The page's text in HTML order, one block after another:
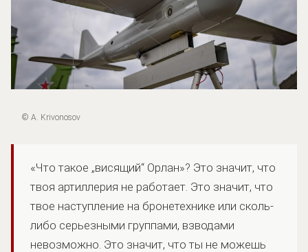
© A. Krivonosov
«Что такое „висящий“ Орлан»? Это значит, что
твоя артиллерия не работает. Это значит, что
твое наступление на бронетехнике или сколь-
либо серьезными группами, взводами
невозможно. Это значит, что ты не можешь